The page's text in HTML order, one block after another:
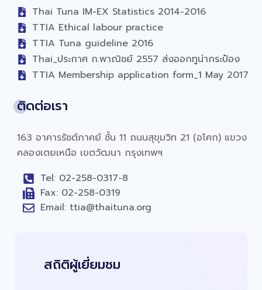
Thai Tuna IM-EX Statistics 2014-2016
TTIA Ethical labour practice
TTIA Tuna guideline 2016
Thai_ประกาศ ก.พาณิชย์ 2557 ส่งออกทูน่ากระป๋อง
TTIA Membership application form_1 May 2017
ติดต่อเรา
163 อาคารรัชต์ภาคย์ ชั้น 11 ถนนสุขุมวิท 21 (อโศก) แขวง
คลองเตยเหนือ เขตวัฒนา กรุงเทพฯ
Tel: 02-258-0317-8
Fax: 02-258-0319
Email: ttia@thaituna.org
สถิติผู้เยี่ยมชม